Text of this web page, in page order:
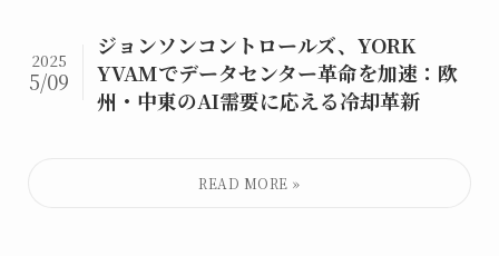
ジョンソンコントロールズ、YORK
YVAMでデータセンター革命を加速：欧
州・中東のAI需要に応える冷却革新
2025
5/09